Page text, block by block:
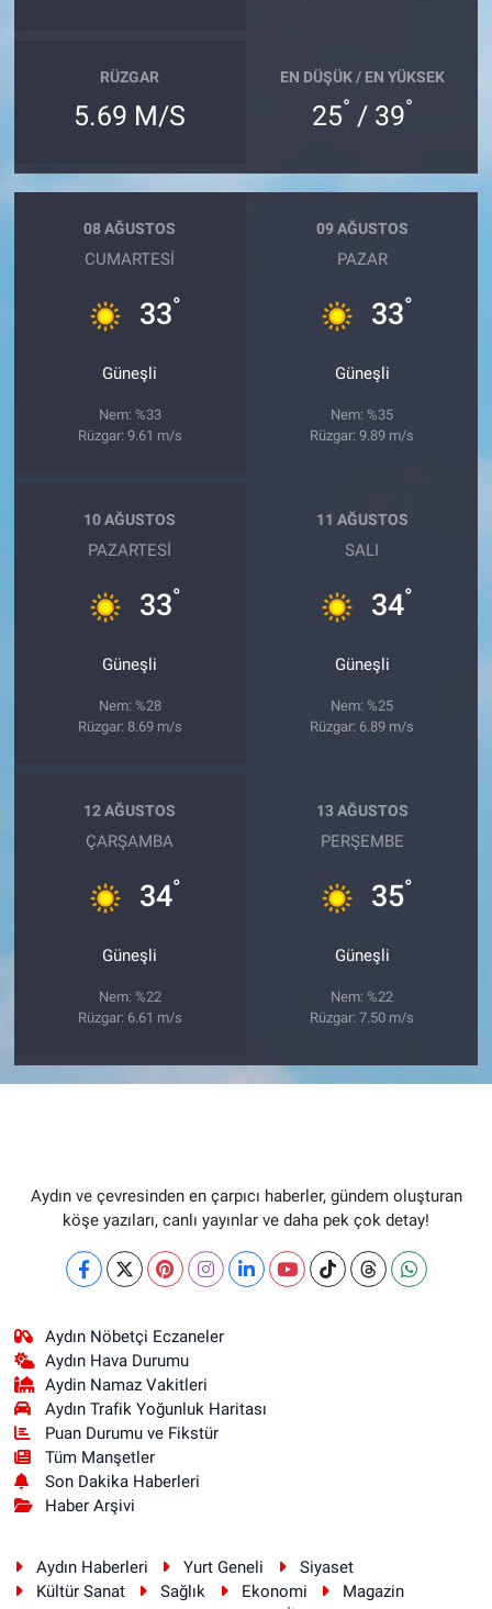
RÜZGAR
5.69 M/S
EN DÜŞÜK / EN YÜKSEK
25° / 39°
08 AĞUSTOS
CUMARTESI
33°
Güneşli
Nem: %33
Rüzgar: 9.61 m/s
09 AĞUSTOS
PAZAR
33°
Güneşli
Nem: %35
Rüzgar: 9.89 m/s
10 AĞUSTOS
PAZARTESI
33°
Güneşli
Nem: %28
Rüzgar: 8.69 m/s
11 AĞUSTOS
SALI
34°
Güneşli
Nem: %25
Rüzgar: 6.89 m/s
12 AĞUSTOS
ÇARŞAMBA
34°
Güneşli
Nem: %22
Rüzgar: 6.61 m/s
13 AĞUSTOS
PERŞEMBE
35°
Güneşli
Nem: %22
Rüzgar: 7.50 m/s
Aydın ve çevresinden en çarpıcı haberler, gündem oluşturan
köşe yazıları, canlı yayınlar ve daha pek çok detay!
Aydın Nöbetçi Eczaneler
Aydın Hava Durumu
Aydin Namaz Vakitleri
Aydın Trafik Yoğunluk Haritası
Puan Durumu ve Fikstür
Tüm Manşetler
Son Dakika Haberleri
Haber Arşivi
Aydın Haberleri Yurt Geneli
Siyaset
Kültür Sanat
Sağlık Ekonomi
Magazin